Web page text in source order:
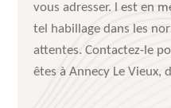
vous adresser. l est en
tel habillage dans les
attentes. Contactez-le
êtes à Annecy Le Vieux,